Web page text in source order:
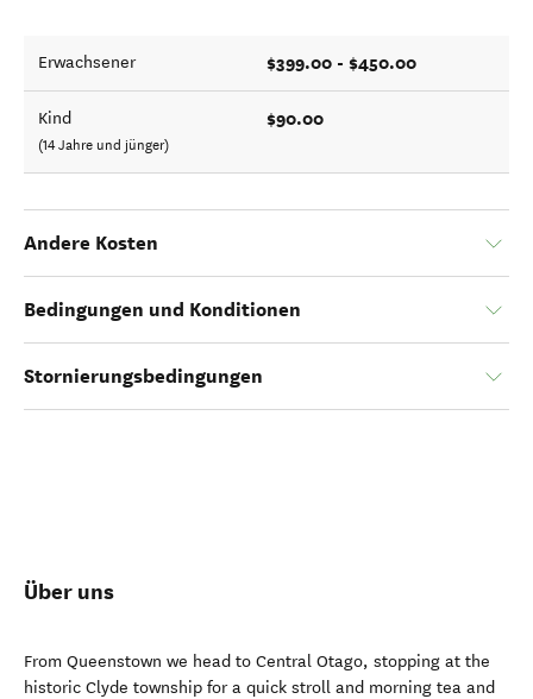
Erwachsener $399.00 - $450.00
Kind
(14 Jahre und jünger)
$90.00
Andere Kosten
Bedingungen und Konditionen
Stornierungsbedingungen
Über uns
From Queenstown we head to Central Otago, stopping at the
historic Clyde township for a quick stroll and morning tea and